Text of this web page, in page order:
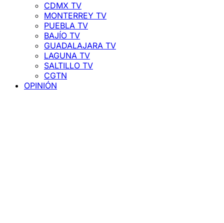
CDMX TV
MONTERREY TV
PUEBLA TV
BAJÍO TV
GUADALAJARA TV
LAGUNA TV
SALTILLO TV
CGTN
OPINIÓN